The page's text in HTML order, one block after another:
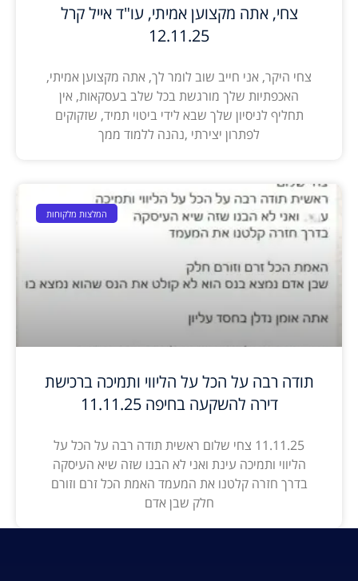
צחי, אתה מקצוען אמיתי, עו"ד אייל קרל
12.11.25
צחי היקר, אני חייב שוב לומר לך, אתה מקצוען אמיתי,
האכפתיות שלך מורגשת בכל שלב בעסקאות, אין
תחליף לניסיון שלך שבא לידי ביטוי תמיד, שזקוקים
לפתרון יצירתי ,נהנה ללמוד ממך
המלצות מלקוחות
תודה רבה על הכל על הליווי ותמיכה ברכישת
דירה להשקעה בחיפה 11.11.25
11.11.25 צחי שלום ראשית תודה רבה על הכל על
הליווי ותמיכה עינת ואני לא הבנו שזה שיא העיסקה
בדרך חזרה קלטנו את המעמד האמת הכל זרם וזורם
חלק שבן אדם